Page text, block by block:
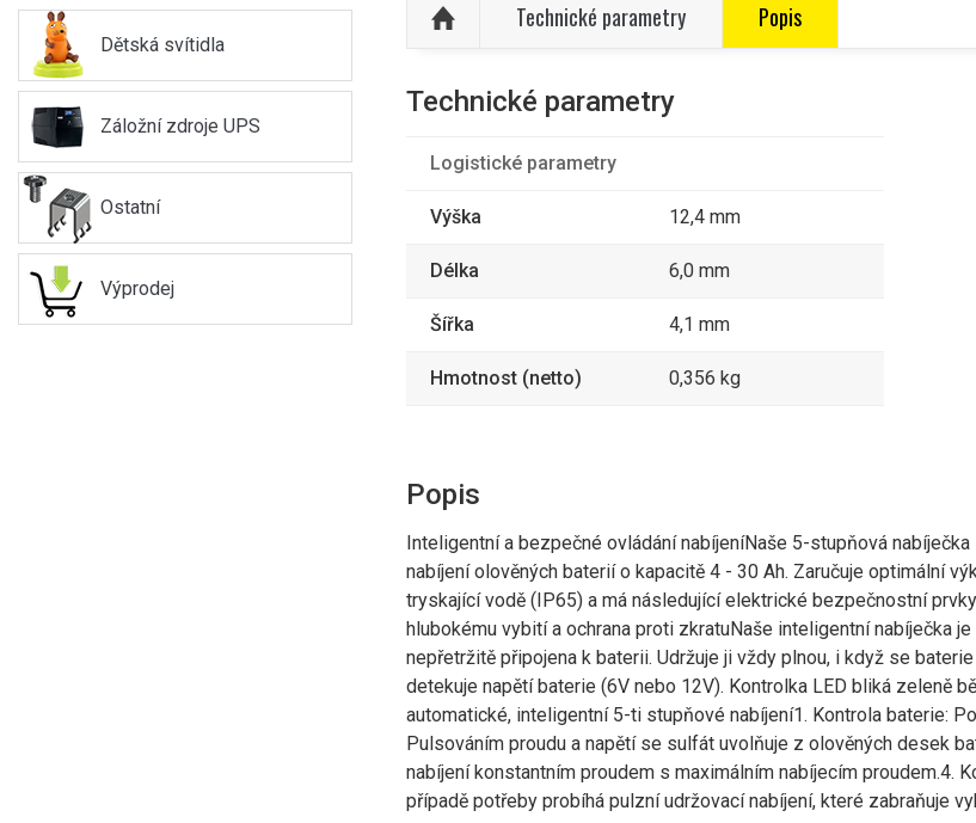
Dětská svítidla
Záložní zdroje UPS
Ostatní
Výprodej
Technické parametry Popis
Technické parametry
Logistické parametry
Výška 12,4 mm
Délka 6,0 mm
Šířka 4,1 mm
Hmotnost (netto) 0,356 kg
Popis
Inteligentní a bezpečné ovládání nabíjeníNaše 5-stupňová
nabíjení olověných baterií o kapacitě 4 - 30 Ah. Zaručuje optimální
tryskající vodě (IP65) a má následující elektrické bezpečnostní
hlubokému vybití a ochrana proti zkratuNaše inteligentní nabíječka
nepřetržitě připojena k baterii. Udržuje ji vždy plnou, i když se
detekuje napětí baterie (6V nebo 12V). Kontrolka LED bliká zeleně
automatické, inteligentní 5-ti stupňové nabíjení1. Kontrola baterie:
Pulsováním proudu a napětí se sulfát uvolňuje z olověných desek
nabíjení konstantním proudem s maximálním nabíjecím proudem.4.
případě potřeby probíhá pulzní udržovací nabíjení, které zabraňuje